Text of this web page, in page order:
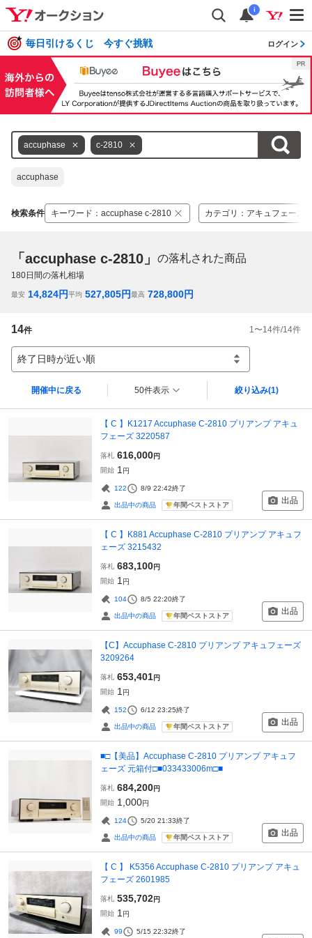
i
毎日引けるくじ 今すぐ挑戦 ログイン
accuphase c-2810
accuphase
検索条件 キーワード ： accuphase c-2810 カテゴリ ： アキュフェーズ
「accuphase c-2810」 の落札された商品
180日間の落札相場
最安 14,824円平均 527,805円最高 728,800円
14件 1 〜14件/14件
終了日時が近い順
開催中に戻る 50件表示 絞り込み(1)
【 C 】K1217 Accuphase C-2810 プリアンプ アキュ
フェーズ 3220587
落札 616,000円
開始 1 円
122 8/9 22:42終了
出品中の商品 年間ベストストア 出品
【 C 】K881 Accuphase C-2810 プリアンプ アキュフ
ェーズ 3215432
落札 683,100円
開始 1 円
104 8/5 22:20終了
出品中の商品 年間ベストストア 出品
【C】Accuphase C-2810 プリアンプ アキュフェーズ
3209264
落札 653,401円
開始 1 円
152 6/12 23:25終了
出品中の商品 年間ベストストア 出品
■□【美品】Accuphase C-2810 プリアンプ アキュフ
ェーズ 元箱付□■033433006m□■
落札 684,200円
開始 1,000円
124 5/20 21:33終了
出品中の商品 年間ベストストア 出品
【 C 】 K5356 Accuphase C-2810 プリアンプ アキュ
フェーズ 2601985
落札 535,702円
開始 1 円
99 5/15 22:32終了